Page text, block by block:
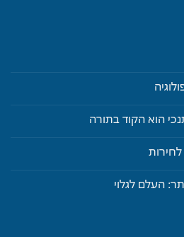
הוא הקוד בתורה
העלם לגלוי